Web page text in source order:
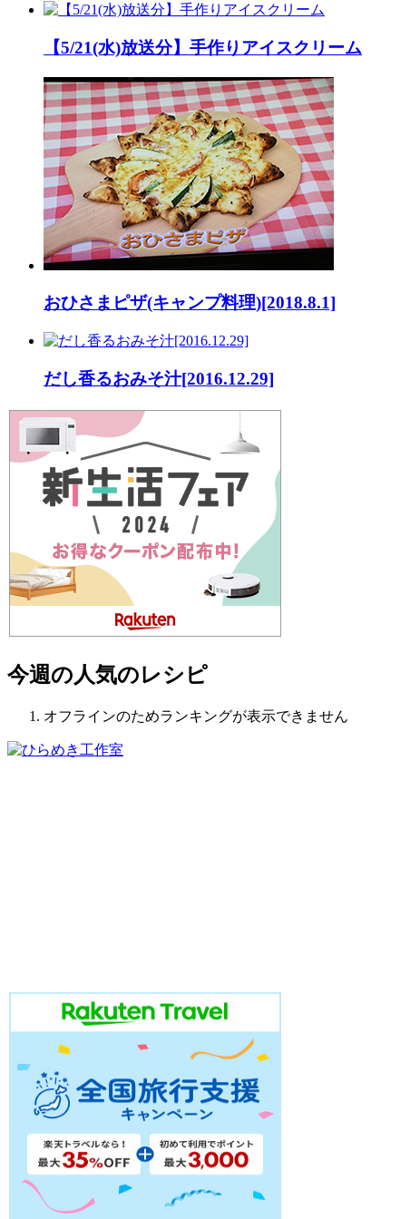
【5/21(水)放送分】手作りアイスクリーム
おひさまピザ(キャンプ料理)[2018.8.1]
だし香るおみそ汁[2016.12.29]
今週の人気のレシピ
オフラインのためランキングが表示できません